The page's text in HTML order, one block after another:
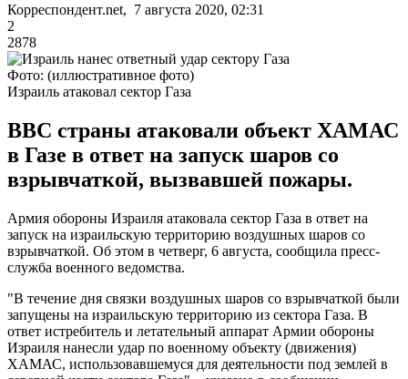
Корреспондент.net, 7 августа 2020, 02:31
2
2878
Фото: (иллюстративное фото)
Израиль атаковал сектор Газа
ВВС страны атаковали объект ХАМАС
в Газе в ответ на запуск шаров со
взрывчаткой, вызвавшей пожары.
Армия обороны Израиля атаковала сектор Газа в ответ на
запуск на израильскую территорию воздушных шаров со
взрывчаткой. Об этом в четверг, 6 августа, сообщила пресс-
служба военного ведомства.
"В течение дня связки воздушных шаров со взрывчаткой были
запущены на израильскую территорию из сектора Газа. В
ответ истребитель и летательный аппарат Армии обороны
Израиля нанесли удар по военному объекту (движения)
ХАМАС, использовавшемуся для деятельности под землей в